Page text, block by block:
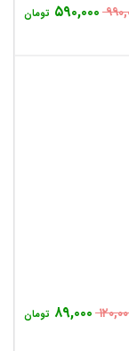
۵۹۰,۰۰۰ تومان
۸۹,۰۰۰ تومان